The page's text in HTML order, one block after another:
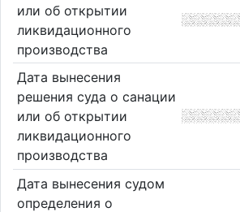
или об открытии
ликвидационного
производства
Дата вынесения
решения суда о санации
или об открытии
ликвидационного
производства
Дата вынесения судом
определения о